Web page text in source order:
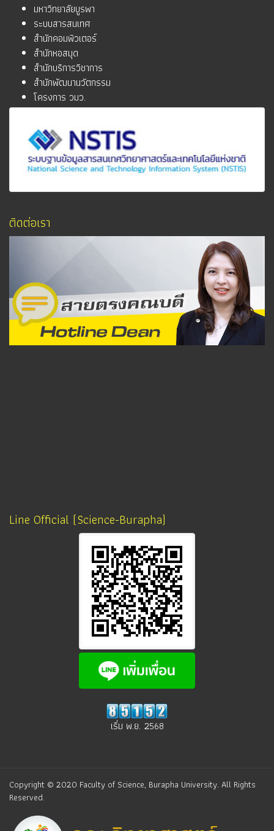
มหาวิทยาลัยบูรพา
ระบบสารสนเทศ
สำนักคอมพิวเตอร์
สำนักหอสมุด
สำนักบริการวิชาการ
สำนักพัฒนานวัตกรรม
โครงการ วมว.
ติดต่อเรา
Line Official (Science-Burapha)
เริ่ม พ.ย. 2568
Copyright © 2020 Faculty of Science, Burapha University. All Rights
Reserved.